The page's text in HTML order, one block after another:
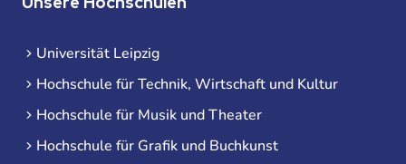
Universität Leipzig
Hochschule für Technik, Wirtschaft und Kultur
Hochschule für Musik und Theater
Hochschule für Grafik und Buchkunst